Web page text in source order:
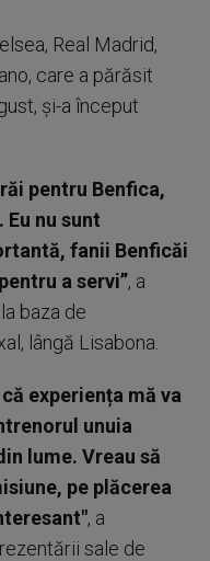
Real Madrid,
care a părăsit
şi-a început
pentru Benfica,
nu sunt
fanii Benficăi
a servi”, a
baza de
lângă Lisabona.
experiența mă va
unuia
lume. Vreau să
pe plăcerea
, a
sale de